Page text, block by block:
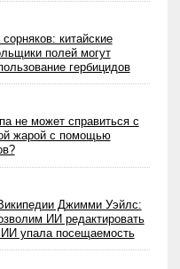
китайские
полей могут
гербицидов
не может справиться с
жарой с помощью
Джимми Уэйлс:
ИИ редактировать
ИИ упала посещаемость